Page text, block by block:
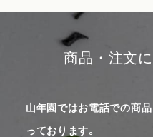
商品・注文
山年園ではお電話での商
っております。